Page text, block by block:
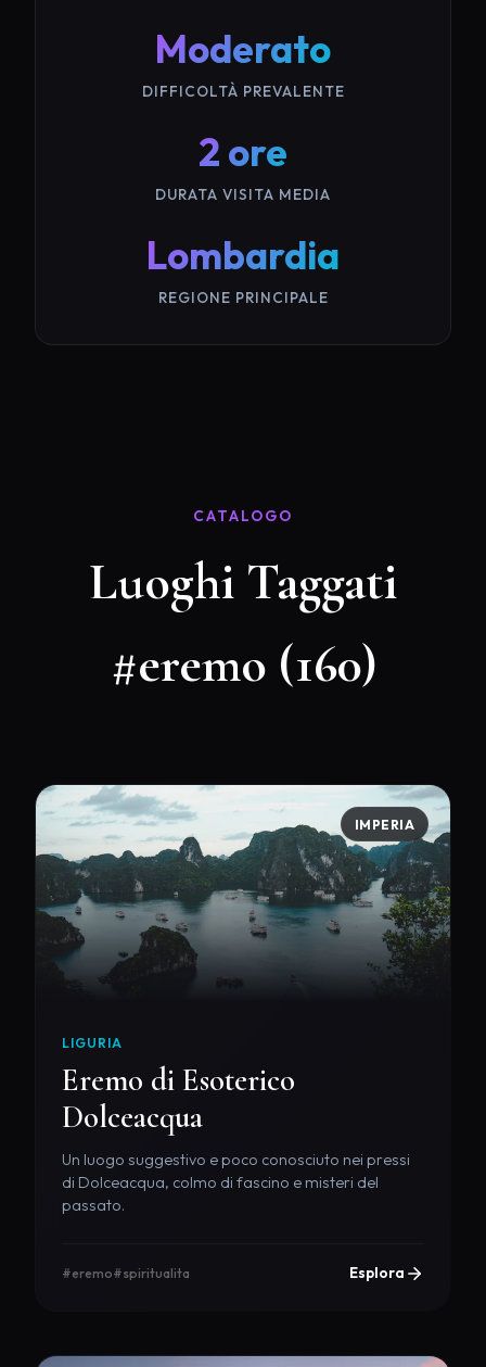
Moderato
DIFFICOLTÀ PREVALENTE
2 ore
DURATA VISITA MEDIA
Lombardia
REGIONE PRINCIPALE
CATALOGO
Luoghi Taggati
#eremo (160)
IMPERIA
LIGURIA
Eremo di Esoterico
Dolceacqua
Un luogo suggestivo e poco conosciuto nei pressi
di Dolceacqua, colmo di fascino e misteri del
passato.
#eremo#spiritualita Esplora